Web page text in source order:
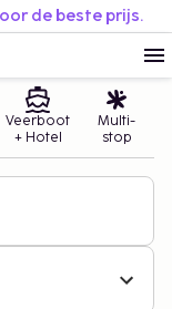
de beste prijs.
Veerboot
+ Hotel
Multi-
stop